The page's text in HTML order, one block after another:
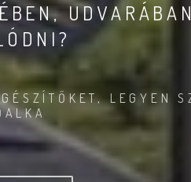
LEGYEN